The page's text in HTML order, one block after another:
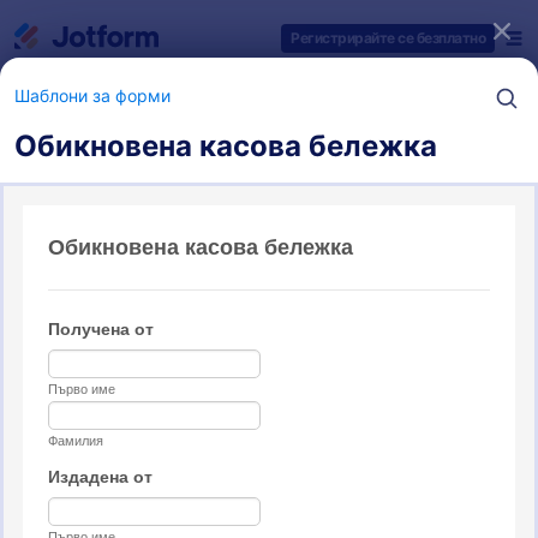
Регистрирайте се безплатно
Шаблони за форми
Обикновена касова бележка
Шаблони за форми
Платежни форми
7 шаблони
Категории за шаблони на форми